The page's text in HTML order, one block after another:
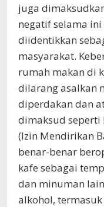
juga
negatif selama
diidentikkan
masyarakat.
rumah makan di
dilarang asalkan
diperdakan dan
dimaksud seperti
(Izin Mendirikan
benar-benar
kafe sebagai
dan minuman
alkohol,